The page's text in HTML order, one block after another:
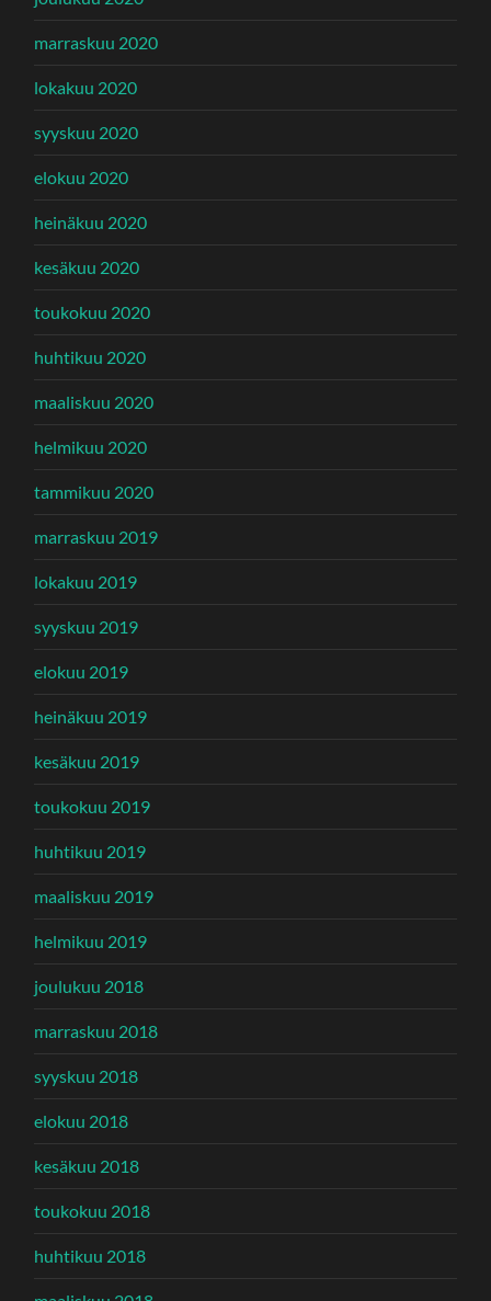
marraskuu 2020
lokakuu 2020
syyskuu 2020
elokuu 2020
heinäkuu 2020
kesäkuu 2020
toukokuu 2020
huhtikuu 2020
maaliskuu 2020
helmikuu 2020
tammikuu 2020
marraskuu 2019
lokakuu 2019
syyskuu 2019
elokuu 2019
heinäkuu 2019
kesäkuu 2019
toukokuu 2019
huhtikuu 2019
maaliskuu 2019
helmikuu 2019
joulukuu 2018
marraskuu 2018
syyskuu 2018
elokuu 2018
kesäkuu 2018
toukokuu 2018
huhtikuu 2018